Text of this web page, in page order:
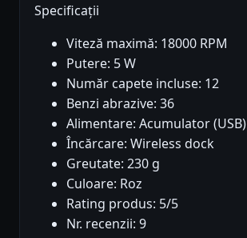
Specificații
Viteză maximă: 18000 RPM
Putere: 5 W
Număr capete incluse: 12
Benzi abrazive: 36
Alimentare: Acumulator (USB)
Încărcare: Wireless dock
Greutate: 230 g
Culoare: Roz
Rating produs: 5/5
Nr. recenzii: 9